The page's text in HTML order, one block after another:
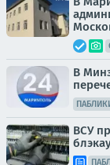
В
ВСУ